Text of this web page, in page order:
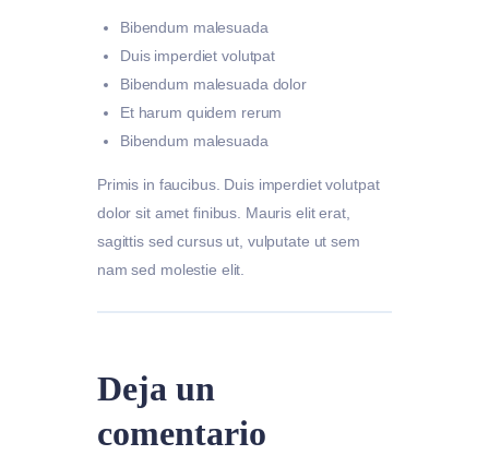
Bibendum malesuada
Duis imperdiet volutpat
Bibendum malesuada dolor
Et harum quidem rerum
Bibendum malesuada
Primis in faucibus. Duis imperdiet volutpat
dolor sit amet finibus. Mauris elit erat,
sagittis sed cursus ut, vulputate ut sem
nam sed molestie elit.
Deja un
comentario